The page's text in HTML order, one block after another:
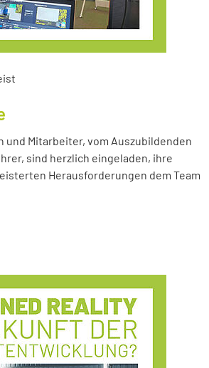
und Mitarbeiter, vom Auszubildenden
sind herzlich eingeladen, ihre
Herausforderungen dem Team